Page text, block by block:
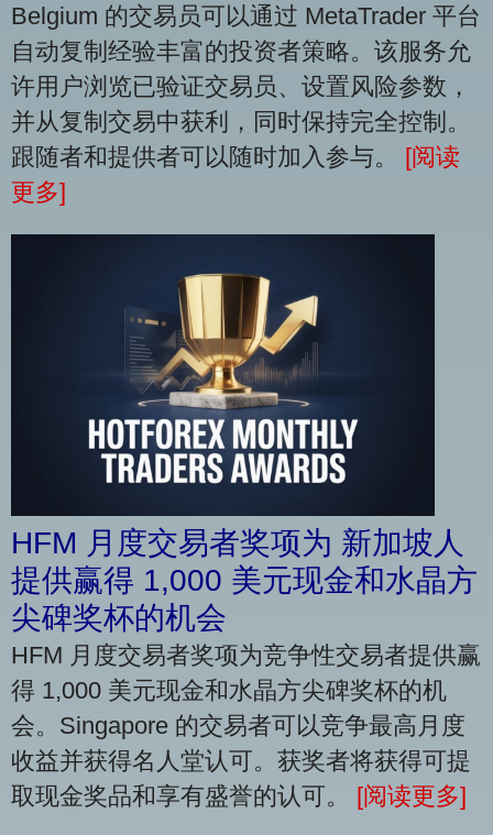
Belgium 的交易员可以通过 MetaTrader 平台
自动复制经验丰富的投资者策略。该服务允
许用户浏览已验证交易员、设置风险参数，
并从复制交易中获利，同时保持完全控制。
跟随者和提供者可以随时加入参与。 [阅读
更多]
HFM 月度交易者奖项为 新加坡人
提供赢得 1,000 美元现金和水晶方
尖碑奖杯的机会
HFM 月度交易者奖项为竞争性交易者提供赢
得 1,000 美元现金和水晶方尖碑奖杯的机
会。Singapore 的交易者可以竞争最高月度
收益并获得名人堂认可。获奖者将获得可提
取现金奖品和享有盛誉的认可。
[阅读更多]